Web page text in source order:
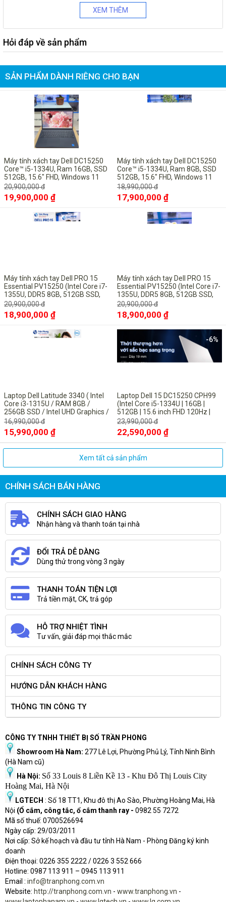
XEM THÊM
Hỏi đáp về sản phẩm
SẢN PHẨM DÀNH RIÊNG CHO BẠN
Máy tính xách tay Dell DC15250
Core™ i5-1334U, Ram 16GB, SSD
512GB, 15.6" FHD, Windows 11
Pro bản quyền vĩnh viễn
20,900,000 đ
19,900,000 ₫
Máy tính xách tay Dell DC15250
Core™ i5-1334U, Ram 8GB, SSD
512GB, 15.6" FHD, Windows 11
Pro bản quyền vĩnh viễn
18,990,000 đ
17,900,000 ₫
Máy tính xách tay Dell PRO 15
Essential PV15250 (Intel Core i7-
1355U, DDR5 8GB, 512GB SSD,
15.6" FHD, UBUNTU Black)
20,900,000 đ
18,900,000 ₫
Máy tính xách tay Dell PRO 15
Essential PV15250 (Intel Core i7-
1355U, DDR5 8GB, 512GB SSD,
15.6" FHD, UBUNTU Black)
20,900,000 đ
18,900,000 ₫
Laptop Dell Latitude 3340 ( Intel
Core i3-1315U / RAM 8GB /
256GB SSD / Intel UHD Graphics /
13.3inch FHD / Win11 Pro/ Titan
Gray
16,990,000 đ
15,990,000 ₫
Laptop Dell 15 DC15250 CPH99
(Intel Core i5-1334U | 16GB |
512GB | 15.6 inch FHD 120Hz |
Win 11 | Microsoft Office Home
2024 + Microsoft 365 basic bản
quyền vĩnh viễn| Bạc)
23,990,000 đ
22,590,000 ₫
-6%
Xem tất cả sản phẩm
CHÍNH SÁCH BÁN HÀNG
CHÍNH SÁCH GIAO HÀNG
Nhận hàng và thanh toán tại nhà
ĐỔI TRẢ DỄ DÀNG
Dùng thử trong vòng 3 ngày
THANH TOÁN TIỆN LỢI
Trả tiền mặt, CK, trả góp
HỖ TRỢ NHIỆT TÌNH
Tư vấn, giải đáp mọi thắc mắc
CHÍNH SÁCH CÔNG TY
HƯỚNG DẪN KHÁCH HÀNG
THÔNG TIN CÔNG TY
CÔNG TY TNHH THIẾT BỊ SỐ TRẦN PHONG
Showroom Hà Nam: 277 Lê Lợi, Phường Phủ Lý, Tỉnh Ninh Bình
(Hà Nam cũ)
Hà Nội: Số 33 Louis 8 Liền Kề 13 - Khu Đô Thị Louis City
Hoàng Mai, Hà Nội
LGTECH : Số 18 TT1, Khu đô thị Ao Sào, Phường Hoàng Mai, Hà
Nội (Ổ cắm, công tắc, ổ cắm thanh ray - 0982 55 7272
Mã số thuế: 0700526694
Ngày cấp: 29/03/2011
Nơi cấp: Sở kế hoạch và đầu tư tỉnh Hà Nam - Phòng Đăng ký kinh
doanh
Điện thoại: 0226 355 2222 / 0226 3 552 666
Hotine: 0987 113 911 – 0945 113 911
Email : info@tranphong.com.vn
Website: http://tranphong.com.vn - www.tranphong.vn -